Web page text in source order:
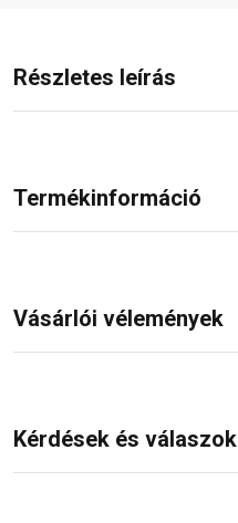
Részletes leírás
Termékinformáció
Vásárlói vélemények
Kérdések és válaszok